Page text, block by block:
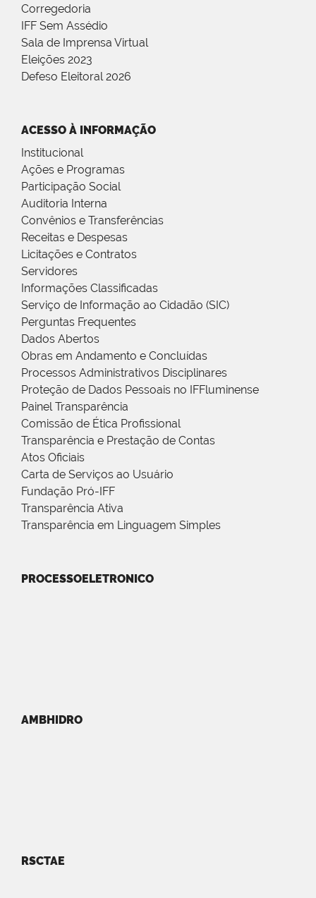
Corregedoria
IFF Sem Assédio
Sala de Imprensa Virtual
Eleições 2023
Defeso Eleitoral 2026
ACESSO À INFORMAÇÃO
Institucional
Ações e Programas
Participação Social
Auditoria Interna
Convênios e Transferências
Receitas e Despesas
Licitações e Contratos
Servidores
Informações Classificadas
Serviço de Informação ao Cidadão (SIC)
Perguntas Frequentes
Dados Abertos
Obras em Andamento e Concluídas
Processos Administrativos Disciplinares
Proteção de Dados Pessoais no IFFluminense
Painel Transparência
Comissão de Ética Profissional
Transparência e Prestação de Contas
Atos Oficiais
Carta de Serviços ao Usuário
Fundação Pró-IFF
Transparência Ativa
Transparência em Linguagem Simples
PROCESSOELETRONICO
AMBHIDRO
RSCTAE